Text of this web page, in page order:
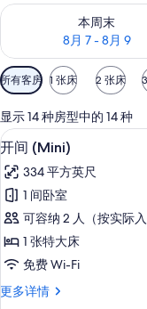
本周末
8月 7 - 8月 9
查看本周末的空房情况
可
用
的
客
房
筛
选
条
所有客房 1 张床 2 张床
显示 14 种房型中的 14 种
显
示
开
间
(Mini)
的
所
有
5
开间 (Mini)
334 平方英尺
1 间卧室
可容纳 2 人（按实际入
1 张特大床
免费 Wi-Fi
更多详情
开